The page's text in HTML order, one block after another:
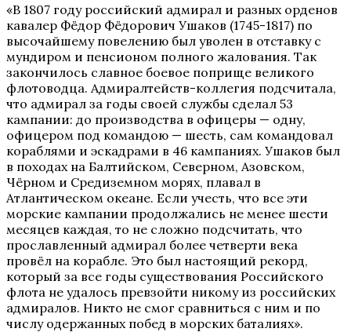
«В 1807 году российский адмирал и разных орденов
кавалер Фёдор Фёдорович Ушаков (1745-1817) по
высочайшему повелению был уволен в отставку с
мундиром и пенсионом полного жалования. Так
закончилось славное боевое поприще великого
флотоводца. Адмиралтейств-коллегия подсчитала,
что адмирал за годы своей службы сделал 53
кампании: до производства в офицеры — одну,
офицером под командою — шесть, сам командовал
кораблями и эскадрами в 46 кампаниях. Ушаков был
в походах на Балтийском, Северном, Азовском,
Чёрном и Средиземном морях, плавал в
Атлантическом океане. Если учесть, что все эти
морские кампании продолжались не менее шести
месяцев каждая, то не сложно подсчитать, что
прославленный адмирал более четверти века
провёл на корабле. Это был настоящий рекорд,
который за все годы существования Российского
флота не удалось превзойти никому из российских
адмиралов. Никто не смог сравниться с ним и по
числу одержанных побед в морских баталиях».